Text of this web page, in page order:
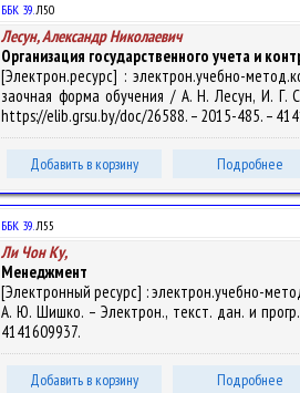
ББК 39.Л50
Лесун, Александр Николаевич
Организация государственного учета и
[Электрон.ресурс] : электрон.учебно-
заочная форма обучения / А. Н. Лесун, И. Г.
https://elib.grsu.by/doc/26588. – 2015-485. –
Добавить в корзину Подробнее
ББК 39.Л55
Ли Чон Ку,
Менеджмент
[Электронный ресурс] : электрон.учебно-
А. Ю. Шишко. – Электрон., текст. дан. и
4141609937.
Добавить в корзину Подробнее